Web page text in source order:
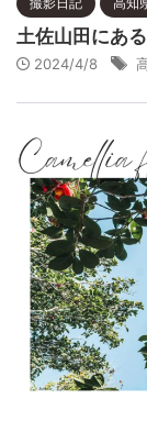
土佐山田にあ
2024/4/8